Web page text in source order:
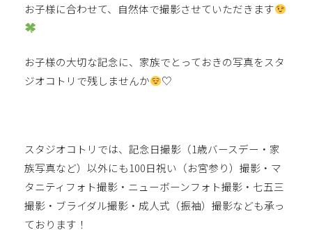
お子様に合わせて、自然体で撮影させていただきます
お子様の大切な記念に、家族でとっておきの写真をスタ
ジオコトリで残しませんか
♡
スタジオコトリでは、記念日撮影（1歳バースデー・家
族写真など）以外にも100日祝い（お宮参り）撮影・マ
タニティフォト撮影・ニューボーンフォト撮影・七五三
撮影・ブライダル撮影・成人式（振袖）撮影なども承っ
ております！